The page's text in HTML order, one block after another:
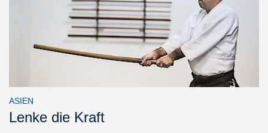
ASIEN
Lenke die Kraft